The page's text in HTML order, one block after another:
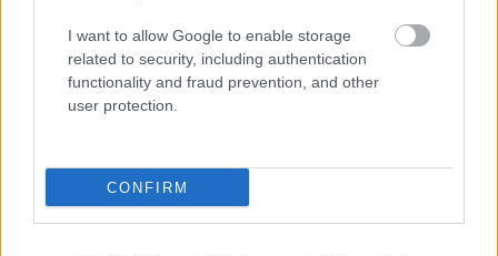
I want to allow Google to enable storage
related to security, including authentication
functionality and fraud prevention, and other
user protection.
CONFIRM